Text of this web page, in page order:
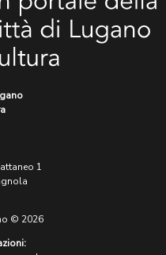
1
© 2026